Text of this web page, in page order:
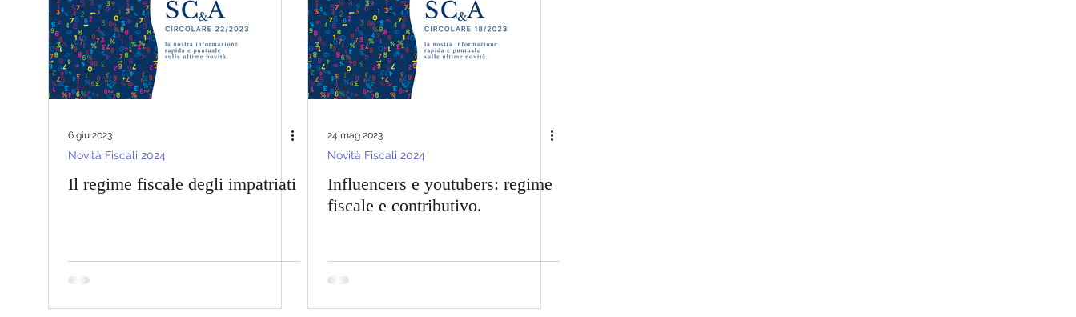
6 giu 2023
Novità Fiscali 2024
Il regime fiscale degli impatriati
24 mag 2023
Novità Fiscali 2024
Influencers e youtubers: regime
fiscale e contributivo.